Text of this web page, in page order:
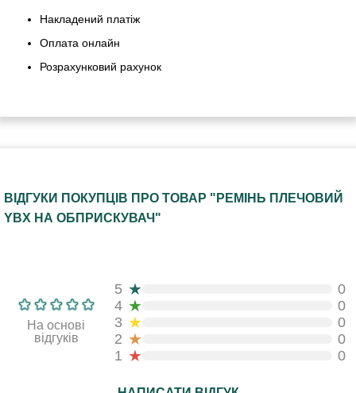
Накладений платіж
Оплата онлайн
Розрахунковий рахунок
ВІДГУКИ ПОКУПЦІВ ПРО ТОВАР "РЕМІНЬ ПЛЕЧОВИЙ
YBX НА ОБПРИСКУВАЧ"
На основі
відгуків
5 ★
0
4 ★
0
3 ★
0
2 ★
0
1 ★ 0